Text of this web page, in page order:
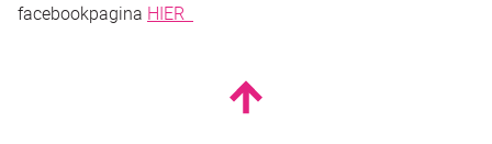
facebookpagina HIER